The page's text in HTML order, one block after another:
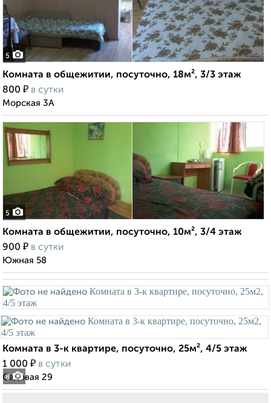
5
Комната в общежитии, посуточно, 18м², 3/3 этаж
800 ₽ в сутки
Морская 3А
5
Комната в общежитии, посуточно, 10м², 3/4 этаж
900 ₽ в сутки
Южная 58
8
Комната в 3-к квартире, посуточно, 25м², 4/5 этаж
1 000 ₽ в сутки
Садовая 29